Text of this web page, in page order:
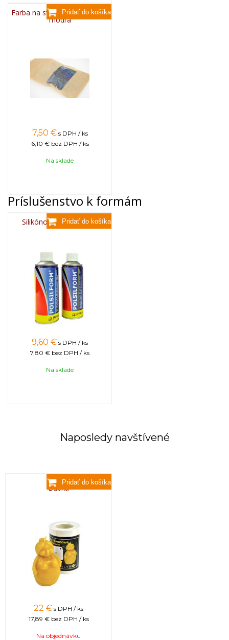
Farba na sviečky, 25g - svetlo
modrá
7,50 € s DPH / ks
6,10 € bez DPH / ks
Na sklade
Príslušenstvo k formám
Silikónový sprej 400 ml
9,60 € s DPH / ks
7,80 € bez DPH / ks
Na sklade
Naposledy navštívené
Babka
22 € s DPH / ks
17,89 € bez DPH / ks
Na objednávku